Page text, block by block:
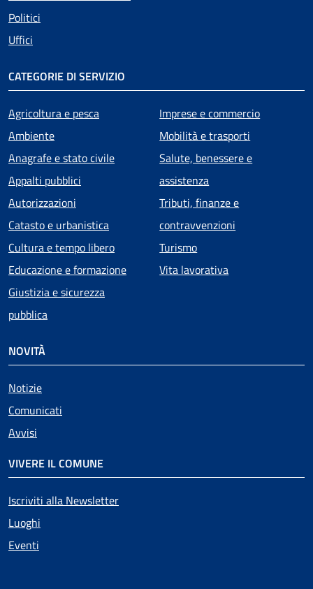
Politici
Uffici
CATEGORIE DI SERVIZIO
Agricoltura e pesca
Ambiente
Anagrafe e stato civile
Appalti pubblici
Autorizzazioni
Catasto e urbanistica
Cultura e tempo libero
Educazione e formazione
Giustizia e sicurezza
pubblica
Imprese e commercio
Mobilità e trasporti
Salute, benessere e
assistenza
Tributi, finanze e
contravvenzioni
Turismo
Vita lavorativa
NOVITÀ
Notizie
Comunicati
Avvisi
VIVERE IL COMUNE
Iscriviti alla Newsletter
Luoghi
Eventi